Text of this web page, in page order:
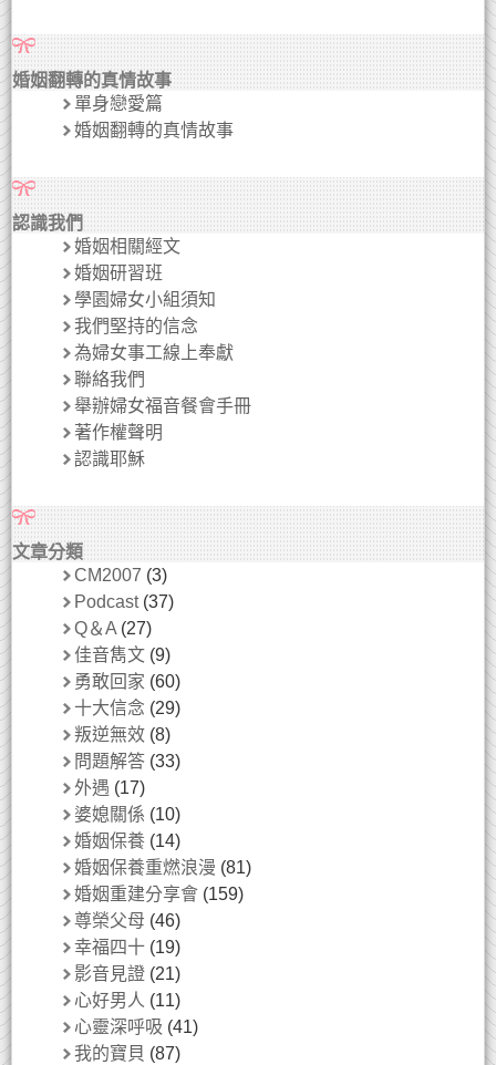
婚姻翻轉的真情故事
單身戀愛篇
婚姻翻轉的真情故事
認識我們
婚姻相關經文
婚姻研習班
學園婦女小組須知
我們堅持的信念
為婦女事工線上奉獻
聯絡我們
舉辦婦女福音餐會手冊
著作權聲明
認識耶穌
文章分類
CM2007 (3)
Podcast(37)
Q＆A (27)
佳音雋文 (9)
勇敢回家 (60)
十大信念 (29)
叛逆無效 (8)
問題解答 (33)
外遇 (17)
婆媳關係 (10)
婚姻保養 (14)
婚姻保養重燃浪漫 (81)
婚姻重建分享會 (159)
尊榮父母 (46)
幸福四十 (19)
影音見證 (21)
心好男人 (11)
心靈深呼吸 (41)
我的寶貝 (87)